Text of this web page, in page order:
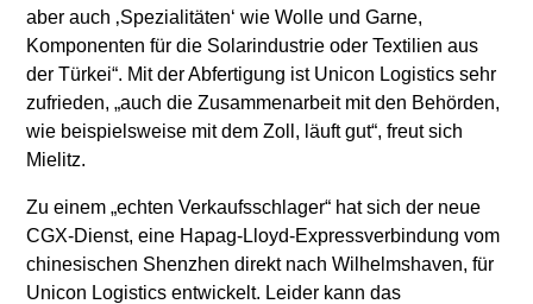
aber auch ‚Spezialitäten‘ wie Wolle und Garne,
Komponenten für die Solarindustrie oder Textilien aus
der Türkei“. Mit der Abfertigung ist Unicon Logistics sehr
zufrieden, „auch die Zusammenarbeit mit den Behörden,
wie beispielsweise mit dem Zoll, läuft gut“, freut sich
Mielitz.
Zu einem „echten Verkaufsschlager“ hat sich der neue
CGX-Dienst, eine Hapag-Lloyd-Expressverbindung vom
chinesischen Shenzhen direkt nach Wilhelmshaven, für
Unicon Logistics entwickelt. Leider kann das